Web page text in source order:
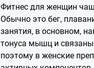
Фитнес для женщин
Обычно это бег,
занятия, в основном,
тонуса мышц и
поэтому в женские